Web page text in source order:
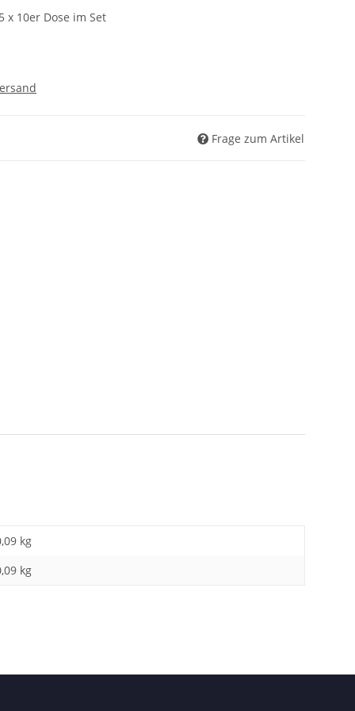
x 10er Dose im Set
Frage zum Artikel
kg
kg